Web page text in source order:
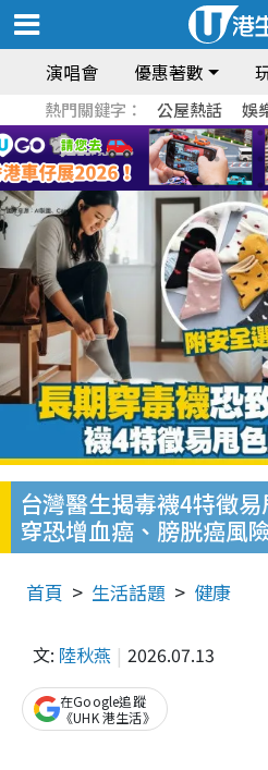
演唱會 優惠著數
熱門關鍵字： 公屋熱話 娛
台灣醫生揭毒襪4特徵
穿恐增血癌、膀胱癌風
首頁 生活話題 健康
文: 陸秋燕 2026.07.13
在Google追蹤
《UHK 港生活》